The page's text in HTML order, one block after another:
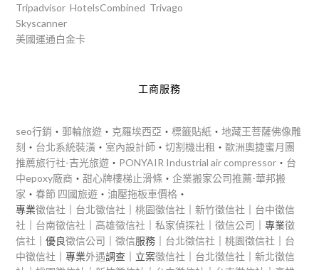
Tripadvisor HotelsCombined Trivago
Skyscanner
美國運通白金卡
工商服務
seo行銷 ‧郵輪旅遊 ‧ 克羅埃西亞 ‧標籤貼紙 ‧地藏王菩薩佛像雕
刻 ‧ 台北系統裝潢 ‧ 室內設計師 ‧切割機出租 ‧歐洲奧捷蜜月團
推薦旅行社-吉光旅遊 ‧ PONYAIR Industrial air compressor ‧ 台
中epoxy廠商 ‧甜心牌樓梯止滑條 ‧企業搬家公司推薦-華邦搬
家 ‧春節 四國旅遊 ‧ 油壓拖板車價格 ‧
專業徵信社 台北徵信社 ｜桃園徵信社 ｜新竹徵信社
台中徵信
社
台南徵信社 高雄徵信社 ｜私家偵探社 ｜徵信公司 ｜專業徵
信社 ｜優良徵信公司 ｜徵信服務｜ 台北徵信社 ｜桃園徵信社
台
中徵信社 ｜專業外遇調查｜立案徵信社 台北徵信社 ｜新北徵信